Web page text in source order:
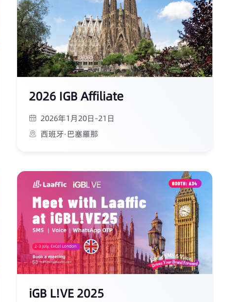
2026 IGB Affiliate
2026年1月20日-21日
西班牙·巴塞羅那
iGB L!VE 2025